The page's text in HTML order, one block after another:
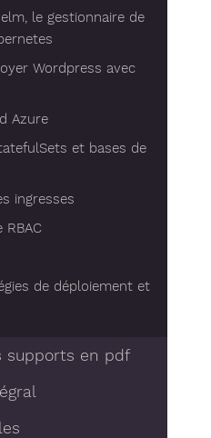
le gestionnaire de
Wordpress avec
Azure
et bases de
ingresses
de déploiement et
supports en pdf